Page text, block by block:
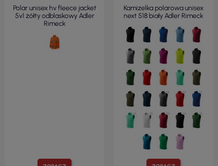
Polar unisex hv fleece jacket
5v1 żółty odblaskowy Adler
Rimeck
Kamizelka polarowa unisex
next 518 biały Adler Rimeck